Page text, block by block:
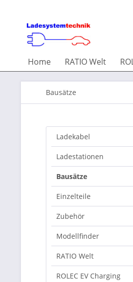
Home RATIO Welt
Bausätze
Ladekabel
Ladestationen
Bausätze
Einzelteile
Zubehör
Modellfinder
RATIO Welt
ROLEC EV Charging